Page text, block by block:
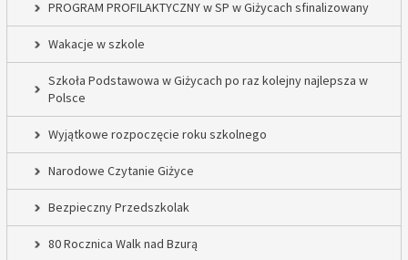
PROGRAM PROFILAKTYCZNY w SP w Giżycach sfinalizowany
Wakacje w szkole
Szkoła Podstawowa w Giżycach po raz kolejny najlepsza w
Polsce
Wyjątkowe rozpoczęcie roku szkolnego
Narodowe Czytanie Giżyce
Bezpieczny Przedszkolak
80 Rocznica Walk nad Bzurą